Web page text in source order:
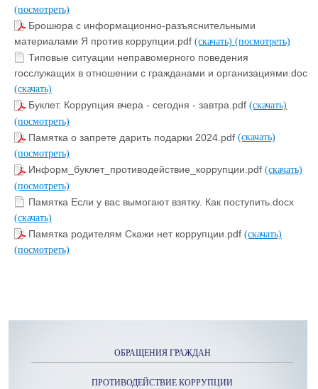
(посмотреть)
Брошюра с информационно-разъяснительными
материалами Я против коррупции.pdf (скачать) (посмотреть)
Типовые ситуации неправомерного поведения
госслужащих в отношении с гражданами и организациями.doc
(скачать)
Буклет. Коррупция вчера - сегодня - завтра.pdf (скачать)
(посмотреть)
Памятка о запрете дарить подарки 2024.pdf (скачать)
(посмотреть)
Информ_буклет_противодействие_коррупции.pdf (скачать)
(посмотреть)
Памятка Если у вас вымогают взятку. Как поступить.docx
(скачать)
Памятка родителям Скажи нет коррупции.pdf (скачать)
(посмотреть)
ОБРАЩЕНИЯ ГРАЖДАН
ПРОТИВОДЕЙСТВИЕ КОРРУПЦИИ